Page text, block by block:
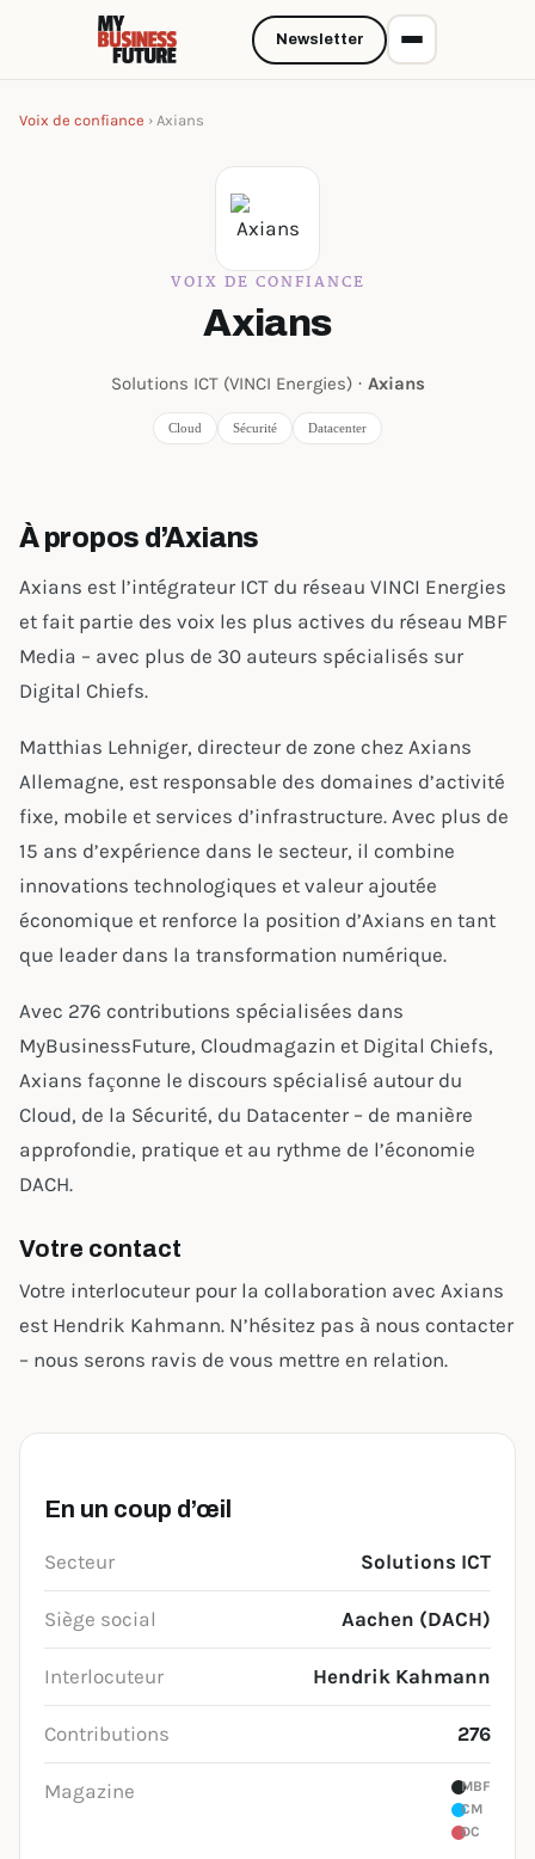
Voix de confiance › Axians
VOIX DE CONFIANCE
Axians
Solutions ICT (VINCI Energies) · Axians
Cloud Sécurité Datacenter
À propos d’Axians
Axians est l’intégrateur ICT du réseau VINCI Energies
et fait partie des voix les plus actives du réseau MBF
Media – avec plus de 30 auteurs spécialisés sur
Digital Chiefs.
Matthias Lehniger, directeur de zone chez Axians
Allemagne, est responsable des domaines d’activité
fixe, mobile et services d’infrastructure. Avec plus de
15 ans d’expérience dans le secteur, il combine
innovations technologiques et valeur ajoutée
économique et renforce la position d’Axians en tant
que leader dans la transformation numérique.
Avec 276 contributions spécialisées dans
MyBusinessFuture, Cloudmagazin et Digital Chiefs,
Axians façonne le discours spécialisé autour du
Cloud, de la Sécurité, du Datacenter – de manière
approfondie, pratique et au rythme de l’économie
DACH.
Votre contact
Votre interlocuteur pour la collaboration avec Axians
est Hendrik Kahmann. N’hésitez pas à nous contacter
– nous serons ravis de vous mettre en relation.
En un coup d’œil
Secteur Solutions ICT
Siège social Aachen (DACH)
Interlocuteur Hendrik Kahmann
Contributions 276
Magazine
MBF
CM
DC
Newsletter